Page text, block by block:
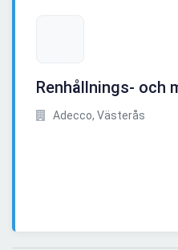
Renhållnings- och
Adecco, Västerås